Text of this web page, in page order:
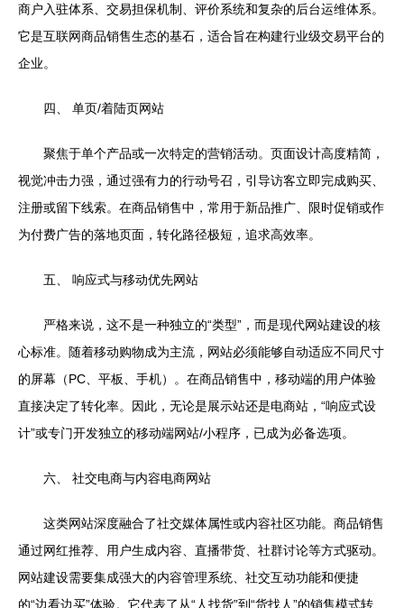
商户入驻体系、交易担保机制、评价系统和复杂的后台运维体系。
它是互联网商品销售生态的基石，适合旨在构建行业级交易平台的
企业。
四、 单页/着陆页网站
聚焦于单个产品或一次特定的营销活动。页面设计高度精简，
视觉冲击力强，通过强有力的行动号召，引导访客立即完成购买、
注册或留下线索。在商品销售中，常用于新品推广、限时促销或作
为付费广告的落地页面，转化路径极短，追求高效率。
五、 响应式与移动优先网站
严格来说，这不是一种独立的“类型”，而是现代网站建设的核
心标准。随着移动购物成为主流，网站必须能够自动适应不同尺寸
的屏幕（PC、平板、手机）。在商品销售中，移动端的用户体验
直接决定了转化率。因此，无论是展示站还是电商站，“响应式设
计”或专门开发独立的移动端网站/小程序，已成为必备选项。
六、 社交电商与内容电商网站
这类网站深度融合了社交媒体属性或内容社区功能。商品销售
通过网红推荐、用户生成内容、直播带货、社群讨论等方式驱动。
网站建设需要集成强大的内容管理系统、社交互动功能和便捷
的“边看边买”体验。它代表了从“人找货”到“货找人”的销售模式转